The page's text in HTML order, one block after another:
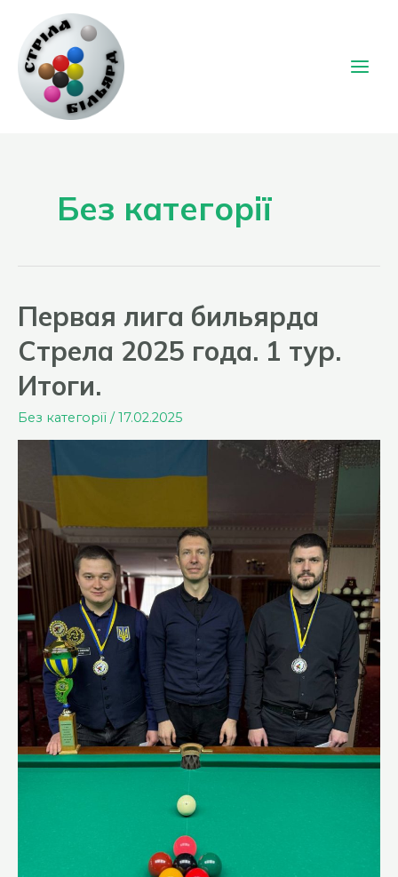
содержимому
Без категорії
Первая лига бильярда
Стрела 2025 года. 1 тур.
Итоги.
Без категорії /17.02.2025